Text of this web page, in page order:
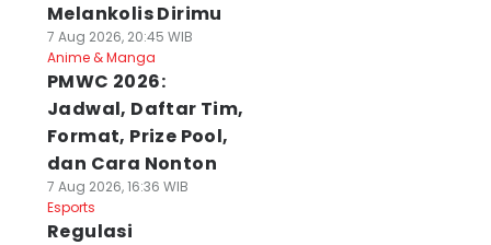
Melankolis Dirimu
7 Aug 2026, 20:45 WIB
Anime & Manga
PMWC 2026:
Jadwal, Daftar Tim,
Format, Prize Pool,
dan Cara Nonton
7 Aug 2026, 16:36 WIB
Esports
Regulasi